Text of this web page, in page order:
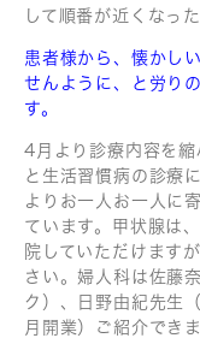
して順番が近くなっ
患者様から、懐かし
せんように、と労り
す。
4月より診療内容を
と生活習慣病の診療
よりお一人お一人に
ています。甲状腺は
院していただけます
さい。婦人科は佐藤
ク）、日野由紀先生
月開業）ご紹介できま